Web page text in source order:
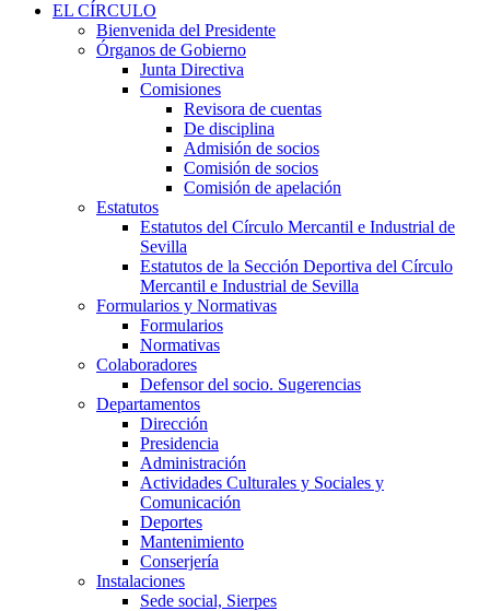
EL CÍRCULO
Bienvenida del Presidente
Órganos de Gobierno
Junta Directiva
Comisiones
Revisora de cuentas
De disciplina
Admisión de socios
Comisión de socios
Comisión de apelación
Estatutos
Estatutos del Círculo Mercantil e Industrial de
Sevilla
Estatutos de la Sección Deportiva del Círculo
Mercantil e Industrial de Sevilla
Formularios y Normativas
Formularios
Normativas
Colaboradores
Defensor del socio. Sugerencias
Departamentos
Dirección
Presidencia
Administración
Actividades Culturales y Sociales y
Comunicación
Deportes
Mantenimiento
Conserjería
Instalaciones
Sede social, Sierpes